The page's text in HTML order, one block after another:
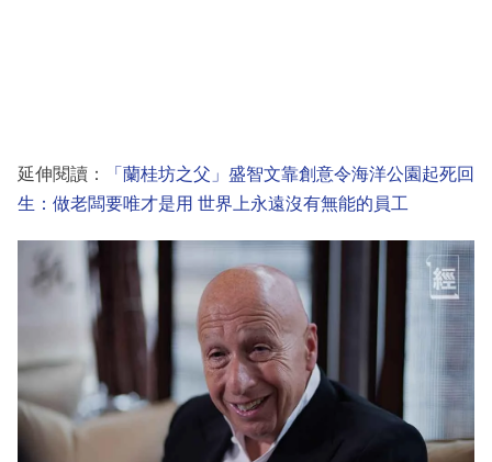
延伸閱讀：
「蘭桂坊之父」盛智文靠創意令海洋公園起死回
生：做老闆要唯才是用 世界上永遠沒有無能的員工